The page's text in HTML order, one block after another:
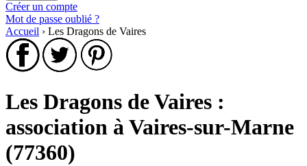
Créer un compte
Mot de passe oublié ?
Accueil › Les Dragons de Vaires
Les Dragons de Vaires :
association à Vaires-sur-Marne
(77360)